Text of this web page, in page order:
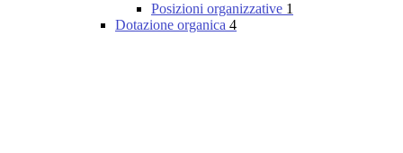
Posizioni organizzative 1
Dotazione organica 4